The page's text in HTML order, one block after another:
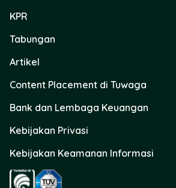
KPR
Tabungan
Artikel
Content Placement di Tuwaga
Bank dan Lembaga Keuangan
Kebijakan Privasi
Kebijakan Keamanan Informasi